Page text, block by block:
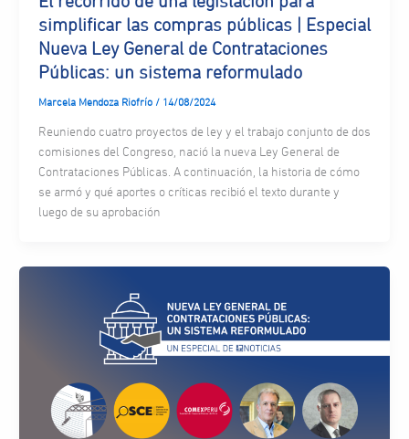
simplificar las compras públicas | Especial
Nueva Ley General de Contrataciones
Públicas: un sistema reformulado
Marcela Mendoza Riofrío / 14/08/2024
Reuniendo cuatro proyectos de ley y el trabajo conjunto de dos
comisiones del Congreso, nació la nueva Ley General de
Contrataciones Públicas. A continuación, la historia de cómo
se armó y qué aportes o críticas recibió el texto durante y
luego de su aprobación